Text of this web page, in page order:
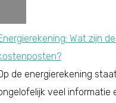
Wat zijn
de energierekening
veel informatie